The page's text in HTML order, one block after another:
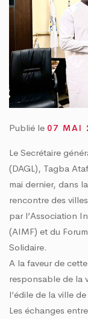
Publié le 07 MAI
Le Secrétaire
(DAGL), Tagba
mai dernier, dans
rencontre des
par l’Association
(AIMF) et du
Solidaire.
A la faveur de
responsable de la
l’édile de la ville
Les échanges